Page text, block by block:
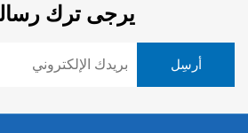
يرجى ترك